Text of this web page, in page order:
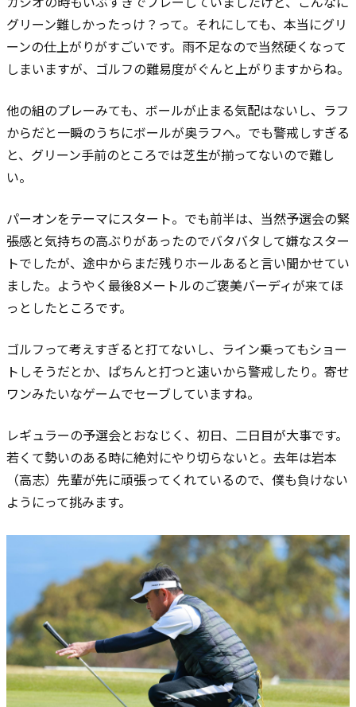
グリーン難しかったっけ？って。 それにしても、本当にグリ
ーンの仕上がりがすごいです。 雨不足なので当然硬くなって
しまいますが、ゴルフの難易度がぐんと上がりますからね。
他の組のプレーみても、ボールが止まる気配はないし、ラフ
からだと一瞬のうちにボールが奥ラフへ。でも警戒しすぎる
と、グリーン手前のところでは芝生が揃ってないので難し
い。
パーオンをテーマにスタート。でも前半は、当然予選会の緊
張感と気持ちの高ぶりがあったのでバタバタして嫌なスター
トでしたが、途中からまだ残りホールあると言い聞かせてい
ました。ようやく最後8メートルのご褒美バーディが来てほ
っとしたところです。
ゴルフって考えすぎると打てないし、ライン乗ってもショー
トしそうだとか、ぱちんと打つと速いから警戒したり。寄せ
ワンみたいなゲームでセーブしていますね。
レギュラーの予選会とおなじく、初日、二日目が大事です。
若くて勢いのある時に絶対にやり切らないと。去年は岩本
（高志）先輩が先に頑張ってくれているので、僕も負けない
ようにって挑みます。